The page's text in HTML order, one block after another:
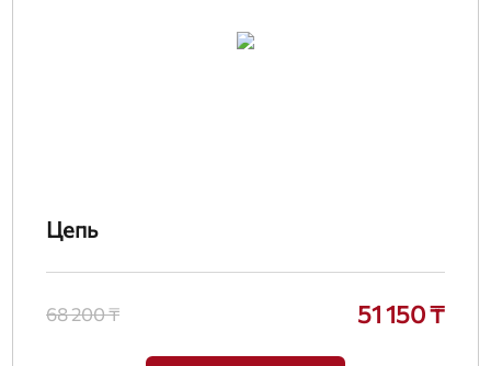
Цепь
68 200 ₸ 51 150 ₸